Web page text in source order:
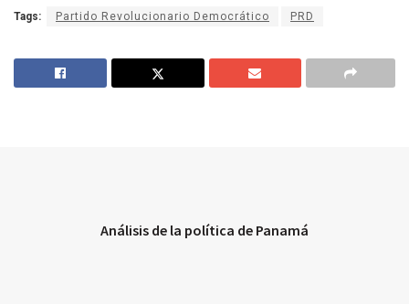
Tags: Partido Revolucionario Democrático PRD
Análisis de la política de Panamá